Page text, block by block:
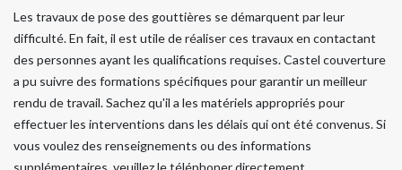
Les travaux de pose des gouttières se démarquent par leur
difficulté. En fait, il est utile de réaliser ces travaux en contactant
des personnes ayant les qualifications requises. Castel couverture
a pu suivre des formations spécifiques pour garantir un meilleur
rendu de travail. Sachez qu'il a les matériels appropriés pour
effectuer les interventions dans les délais qui ont été convenus. Si
vous voulez des renseignements ou des informations
supplémentaires, veuillez le téléphoner directement.